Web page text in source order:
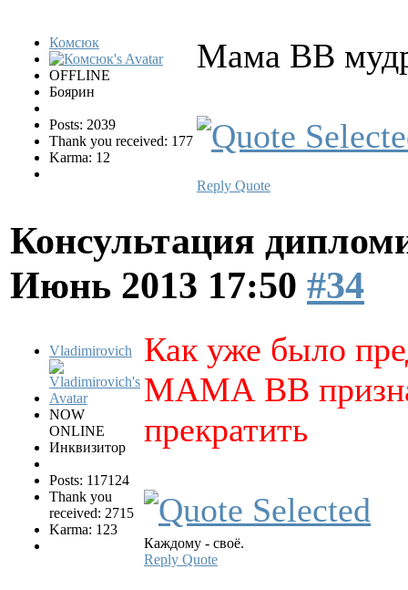
Комсюк
OFFLINE
Боярин
Posts: 2039
Thank you received: 177
Karma: 12
Мама ВВ
Reply Quote
Консультация
Июнь 2013 17:50 #34
Vladimirovich
NOW
ONLINE
Инквизитор
Posts: 117124
Thank you
received: 2715
Karma: 123
Как уже было
МАМА ВВ
прекратить
Каждому - своё.
Reply Quote